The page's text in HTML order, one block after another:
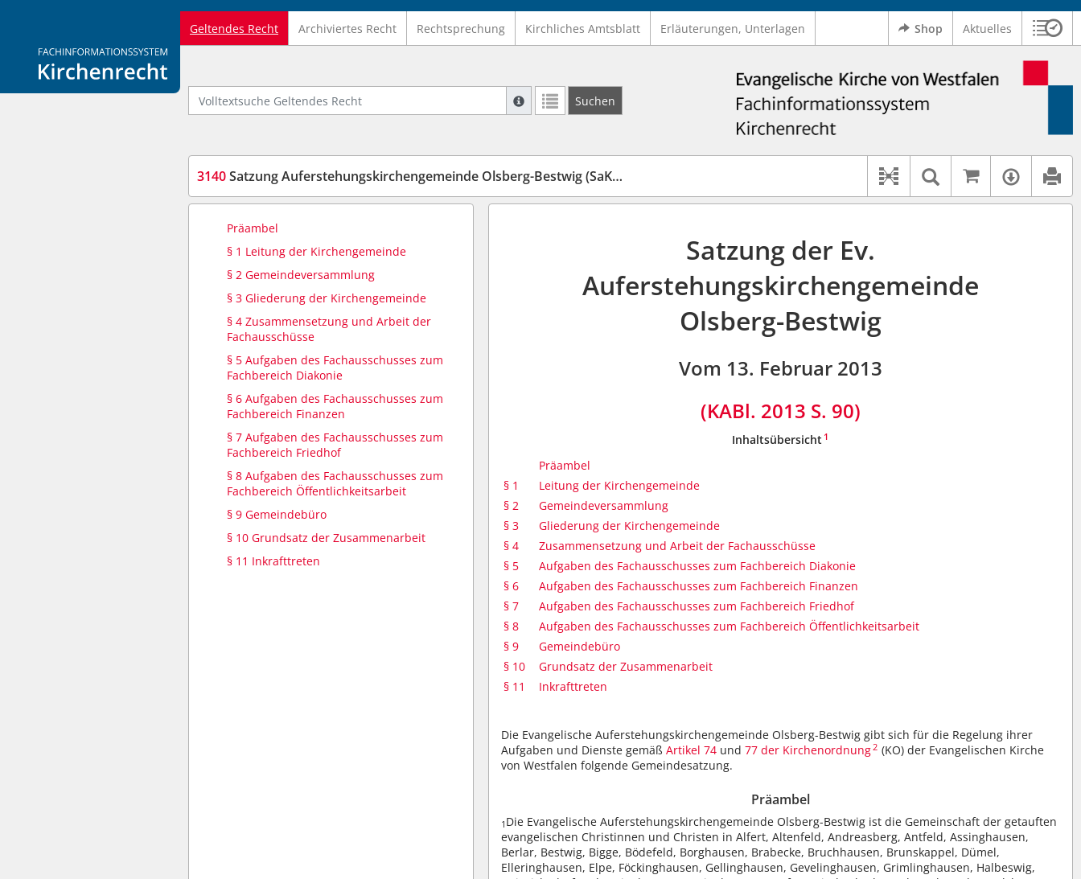
Logo Fachinformationssystem Kirchenrecht
Geltendes Recht Archiviertes Recht Rechtsprechung Kirchliches Amtsblatt Erläuterungen, Unterlagen Shop Aktuelles
Volltextsuche Geltendes Recht
Suche mit Platzhalter "*", Bsp. Pfarrer*, findet auch: "Pfarrerinitiative" oder "Pfarrerausschuss".
Weitere Suchoperatoren finden Sie in unserer Hilfe.
Suchen
3140Satzung Auferstehungskirchengemeinde Olsberg-Bestwig (SaKGOlsBest)
Dokument-Beziehungen
Textsuche im
Auf
Präambel
§ 1 Leitung der Kirchengemeinde
§ 2 Gemeindeversammlung
§ 3 Gliederung der Kirchengemeinde
§ 4 Zusammensetzung und Arbeit der
Fachausschüsse
§ 5 Aufgaben des Fachausschusses zum
Fachbereich Diakonie
§ 6 Aufgaben des Fachausschusses zum
Fachbereich Finanzen
§ 7 Aufgaben des Fachausschusses zum
Fachbereich Friedhof
§ 8 Aufgaben des Fachausschusses zum
Fachbereich Öffentlichkeitsarbeit
§ 9 Gemeindebüro
§ 10 Grundsatz der Zusammenarbeit
§ 11 Inkrafttreten
Satzung der Ev.
Auferstehungskirchengemeinde
Olsberg-Bestwig
Vom 13. Februar 2013
(KABl. 2013 S. 90)
Inhaltsübersicht 1
Präambel
§ 1
Leitung der Kirchengemeinde
§ 2
Gemeindeversammlung
§ 3
Gliederung der Kirchengemeinde
§ 4
Zusammensetzung und Arbeit der Fachausschüsse
§ 5
Aufgaben des Fachausschusses zum Fachbereich Diakonie
§ 6
Aufgaben des Fachausschusses zum Fachbereich Finanzen
§ 7
Aufgaben des Fachausschusses zum Fachbereich Friedhof
§ 8
Aufgaben des Fachausschusses zum Fachbereich Öffentlichkeitsarbeit
§ 9
Gemeindebüro
§ 10
Grundsatz der Zusammenarbeit
§ 11
Inkrafttreten
Die Evangelische Auferstehungskirchengemeinde Olsberg-Bestwig gibt sich für die Regelung ihrer
Aufgaben und Dienste gemäßArtikel 74 und77 der Kirchenordnung 2 (KO) der Evangelischen Kirche
von Westfalen folgende Gemeindesatzung.
Präambel
1 Die Evangelische Auferstehungskirchengemeinde Olsberg-Bestwig ist die Gemeinschaft der getauften
evangelischen Christinnen und Christen in Alfert, Altenfeld, Andreasberg, Antfeld, Assinghausen,
Berlar, Bestwig, Bigge, Bödefeld, Borghausen, Brabecke, Bruchhausen, Brunskappel, Dümel,
Elleringhausen, Elpe, Föckinghausen, Gellinghausen, Gevelinghausen, Grimlinghausen, Halbeswig,